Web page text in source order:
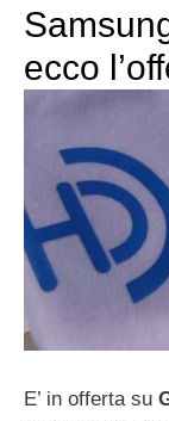
ecco
E’ in offerta su